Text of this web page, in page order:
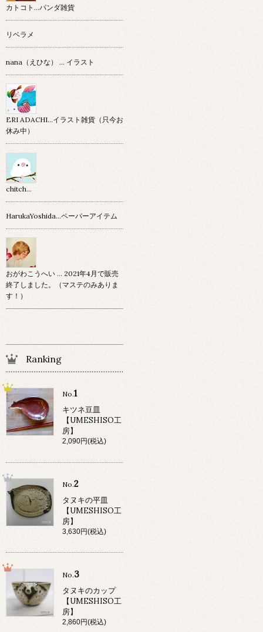
カトコト…パンダ雑貨
リベラメ
nana（えひな） … イラスト
ERI ADACHI...イラスト雑貨（只今お
休み中）
chitch…
HarukaYoshida…ペーパーアイテム
おがわこうへい … 2021年4月で販売
終了しました。（マステのみありま
す！）
Ranking
No.1
キツネ豆皿
【UMESHISO工
房】
2,090円(税込)
No.2
タヌキの平皿
【UMESHISO工
房】
3,630円(税込)
No.3
タヌキのカップ
【UMESHISO工
房】
2,860円(税込)